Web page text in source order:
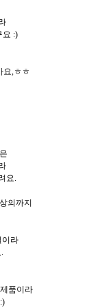
요 :)
요,ㅎㅎ
요.
의까지
이라
품이라